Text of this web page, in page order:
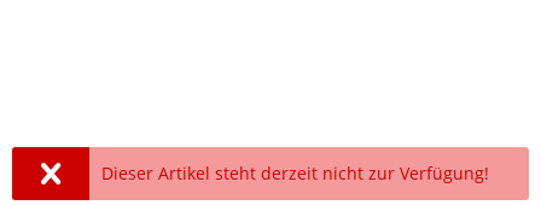
Dieser Artikel steht derzeit nicht zur Verfügung!